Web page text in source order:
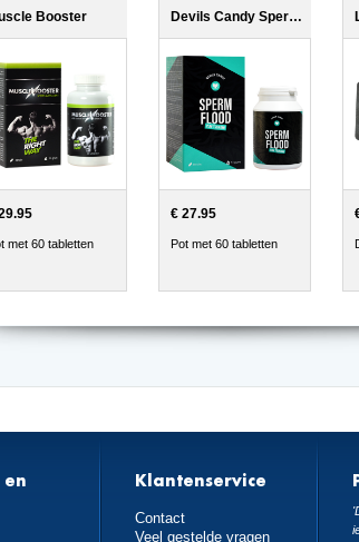
Booster
met 60 tabletten
Devils Candy Sperm Flood
€ 27.95
Pot met 60 tabletten
en
Klantenservice
Contact
Veel gestelde vragen